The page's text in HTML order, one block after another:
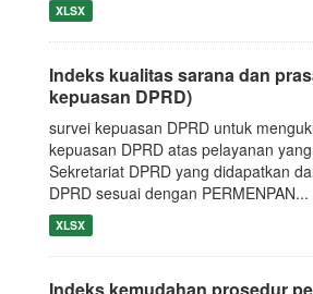
XLSX
Indeks kualitas sarana dan
kepuasan DPRD)
survei kepuasan DPRD untuk
kepuasan DPRD atas pelayanan
Sekretariat DPRD yang didapatkan
DPRD sesuai dengan PERMENPAN...
XLSX
Indeks kemudahan prosedur